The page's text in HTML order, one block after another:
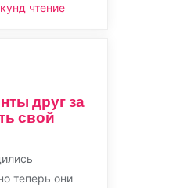
чтение
друг за
свой
теперь они